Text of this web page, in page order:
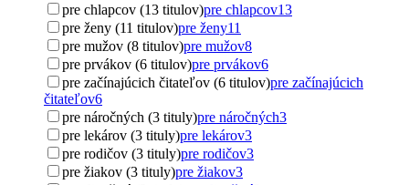
pre chlapcov (13 titulov)pre chlapcov13
pre ženy (11 titulov)pre ženy11
pre mužov (8 titulov)pre mužov8
pre prvákov (6 titulov)pre prvákov6
pre začínajúcich čitateľov (6 titulov)pre začínajúcich
čitateľov6
pre náročných (3 tituly)pre náročných3
pre lekárov (3 tituly)pre lekárov3
pre rodičov (3 tituly)pre rodičov3
pre žiakov (3 tituly)pre žiakov3